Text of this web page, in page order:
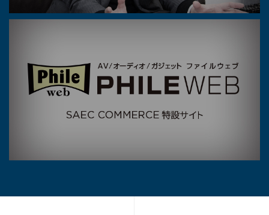
Phile Web SAEC COMMERC
E 特設サイト